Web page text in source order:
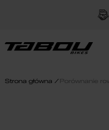
Strona główna Porównanie